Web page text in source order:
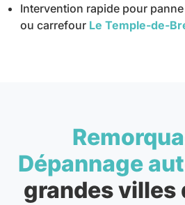
Intervention rapide pour
ou carrefour Le Temple-de-
Dépannage
grandes villes